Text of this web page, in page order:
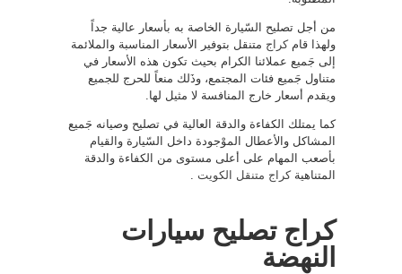
من أجل تصليح السّيارة الخاصة به بأسعار عالية جداً
ولهذا قامكراج متنقل بتوفير الأسعار المناسبة والملائمة
إلى جَميع عملائنا الكرام بحيث تكون هذه الأسعار في
متناول جَميع فئات المجتمع، وذَلك منعاً للحرج للجميع
ويقدم أسعار خارج المنافسة لا مثيل لها.
كما يمتلك الكفاءة والدقة العالية في تصليح وصيانه جَميع
المشاكل والأعطال الموْجودة داخل السّيارة والقيام
بأصعب المهام على أعلى مستوى من الكفاءة والدقة
المتناهيةكراج متنقل الكويت .
كراج تصليح سيارات
النهضة